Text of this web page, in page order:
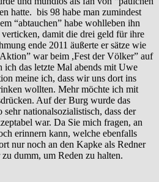
hatte. bis 98 habe man zumindest
“abtauchen” habe wohlleben ihn
verticken, damit die drei geld für ihre
ende 2011 äußerte er sätze wie
war beim ,Fest der Völker” auf
das letzte Mal abends mit Uwe
meine ich, dass wir uns dort ins
wollten. Mehr möchte ich mit
Auf der Burg wurde das
nationalsozialistisch, dass der
war. Da Sie mich fragen, an
erinnern kann, welche ebenfalls
nur noch an den Kapke als Redner
dumm, um Reden zu halten.